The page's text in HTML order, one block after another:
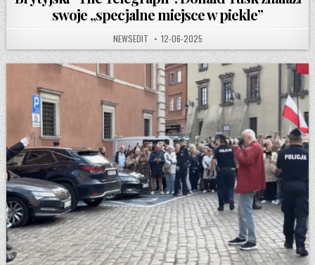
swoje „specjalne miejsce w piekle”
AUTHOR:
NEWSEDIT PUBLISHED DATE:
12-06-2025